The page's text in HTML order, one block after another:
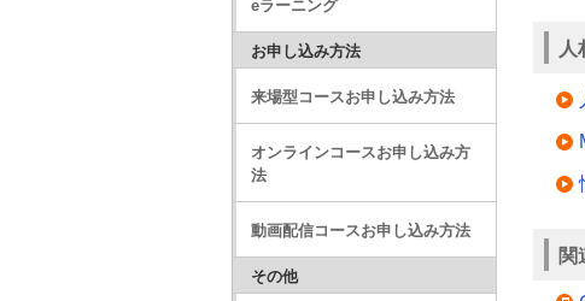
人
関
eラーニング
お申し込み方法
来場型コースお申し込み方法
オンラインコースお申し込み方
法
動画配信コースお申し込み方法
その他